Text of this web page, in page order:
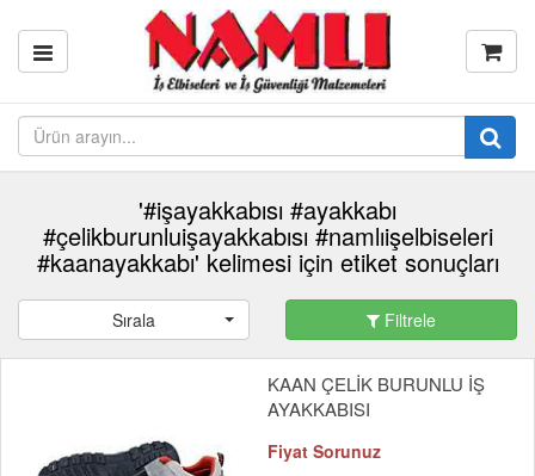
'#işayakkabısı #ayakkabı
#çelikburunluişayakkabısı #namlıişelbiseleri
#kaanayakkabı' kelimesi için etiket sonuçları
Sırala Filtrele
KAAN ÇELİK BURUNLU İŞ
AYAKKABISI
Fiyat Sorunuz